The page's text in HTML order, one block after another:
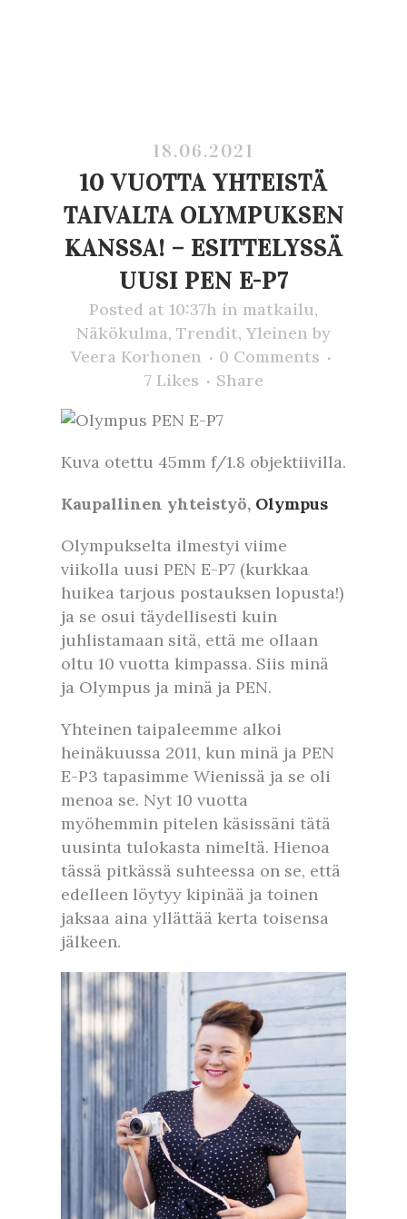
18.06.2021
10 VUOTTA YHTEISTÄ
TAIVALTA OLYMPUKSEN
KANSSA! – ESITTELYSSÄ
UUSI PEN E-P7
Posted at 10:37h in matkailu,
Näkökulma, Trendit, Yleinen by
Veera Korhonen
0 Comments
7 Likes Share
Kuva otettu 45mm f/1.8 objektiivilla.
Kaupallinen yhteistyö, Olympus
Olympukselta ilmestyi viime
viikolla uusi PEN E-P7 (kurkkaa
huikea tarjous postauksen lopusta!)
ja se osui täydellisesti kuin
juhlistamaan sitä, että me ollaan
oltu 10 vuotta kimpassa. Siis minä
ja Olympus ja minä ja PEN.
Yhteinen taipaleemme alkoi
heinäkuussa 2011, kun minä ja PEN
E-P3 tapasimme Wienissä ja se oli
menoa se. Nyt 10 vuotta
myöhemmin pitelen käsissäni tätä
uusinta tulokasta nimeltä. Hienoa
tässä pitkässä suhteessa on se, että
edelleen löytyy kipinää ja toinen
jaksaa aina yllättää kerta toisensa
jälkeen.